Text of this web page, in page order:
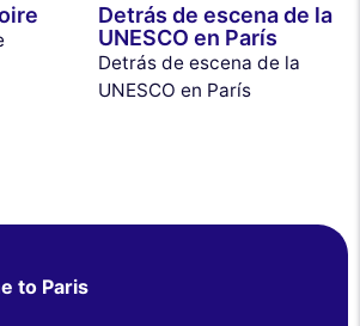
Detrás de escena de la
UNESCO en París
Detrás de escena de la
UNESCO en París
to Paris